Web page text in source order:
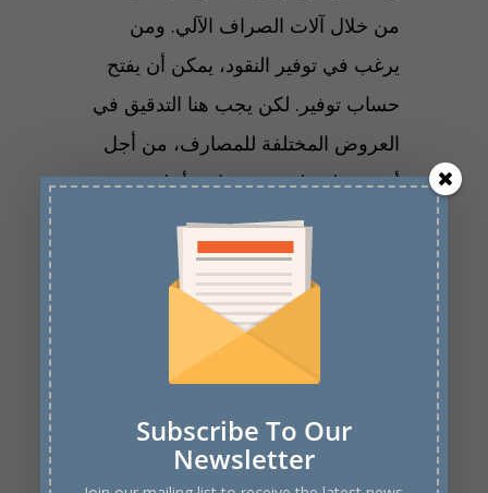
من خلال آلات الصراف الآلي. ومن
يرغب في توفير النقود، يمكن أن يفتح
حساب توفير. لكن يجب هنا التدقيق في
العروض المختلفة للمصارف، من أجل
أن يحصل على نسبة فائدة أعلى.
وأغلب المصارف تقدم حساباً جارياً
للطلاب مجاناً، لذلك يجب السؤال عن
More Posts
Subscribe To Our
Newsletter